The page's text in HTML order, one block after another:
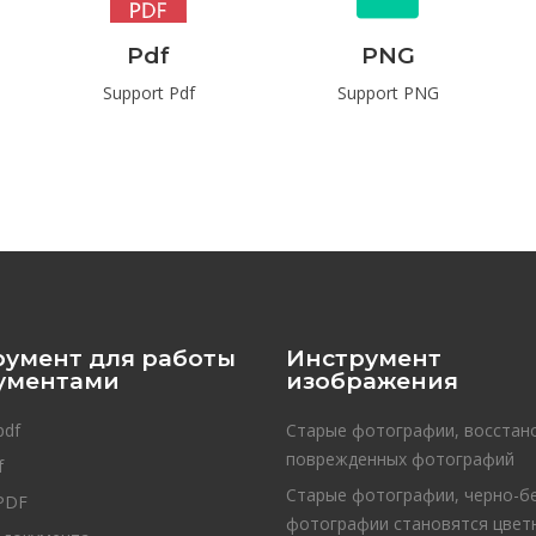
Pdf
Support Pdf
PNG
Support PNG
для работы
Инструмент
изображения
Старые фотографии,
поврежденных фотографий
Старые фотографии, черно-
фотографии становятся